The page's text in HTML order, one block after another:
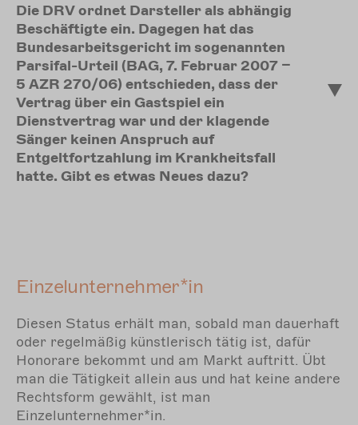
Die DRV ordnet Darsteller als abhängig
Beschäftigte ein. Dagegen hat das
Bundesarbeitsgericht im sogenannten
Parsifal-Urteil (BAG, 7. Februar 2007 –
5 AZR 270/06) entschieden, dass der
Vertrag über ein Gastspiel ein
Dienstvertrag war und der klagende
Sänger keinen Anspruch auf
Entgeltfortzahlung im Krankheitsfall
hatte. Gibt es etwas Neues dazu?
Einzelunternehmer*in
Diesen Status erhält man, sobald man dauerhaft
oder regelmäßig künstlerisch tätig ist, dafür
Honorare bekommt und am Markt auftritt. Übt
man die Tätigkeit allein aus und hat keine andere
Rechtsform gewählt, ist man
Einzelunternehmer*in.